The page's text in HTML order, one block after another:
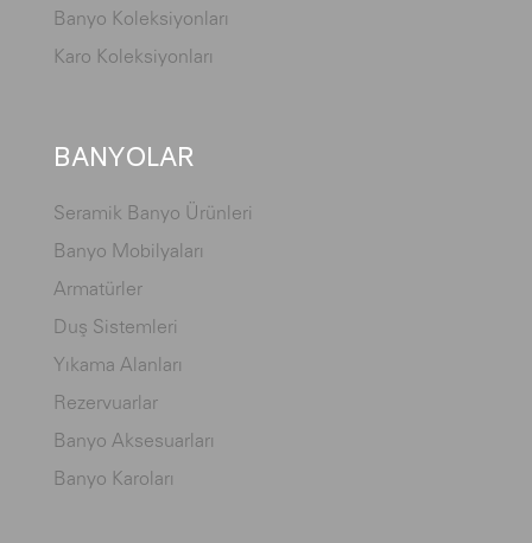
Banyo Koleksiyonları
Karo Koleksiyonları
BANYOLAR
Seramik Banyo Ürünleri
Banyo Mobilyaları
Armatürler
Duş Sistemleri
Yıkama Alanları
Rezervuarlar
Banyo Aksesuarları
Banyo Karoları